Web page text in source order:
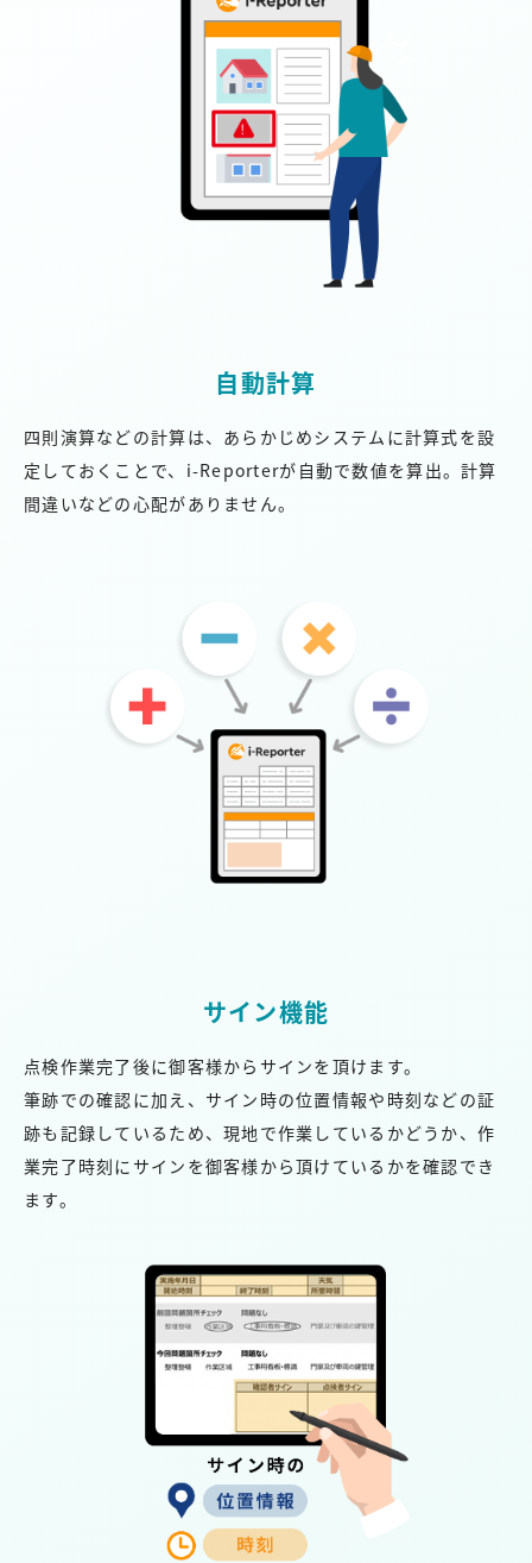
自動計算
四則演算などの計算は、あらかじめシステムに計算式を設
定しておくことで、i-Reporterが自動で数値を算出。計算
間違いなどの心配がありません。
サイン機能
点検作業完了後に御客様からサインを頂けます。
筆跡での確認に加え、サイン時の位置情報や時刻などの証
跡も記録しているため、現地で作業しているかどうか、作
業完了時刻にサインを御客様から頂けているかを確認でき
ます。